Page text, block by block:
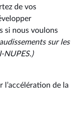
de vos
si nous voulons
sur les
NUPES.)
l’accélération de la